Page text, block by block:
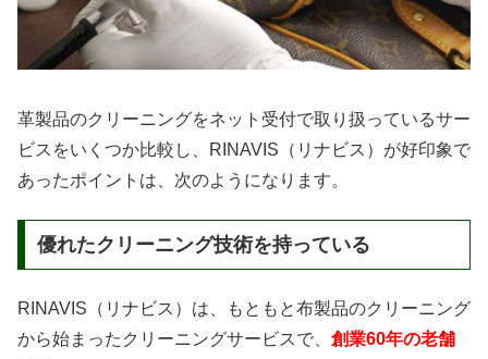
革製品のクリーニングをネット受付で取り扱っているサー
ビスをいくつか比較し、RINAVIS（リナビス）が好印象で
あったポイントは、次のようになります。
優れたクリーニング技術を持っている
RINAVIS（リナビス）は、もともと布製品のクリーニング
から始まったクリーニングサービスで、 創業60年の老舗